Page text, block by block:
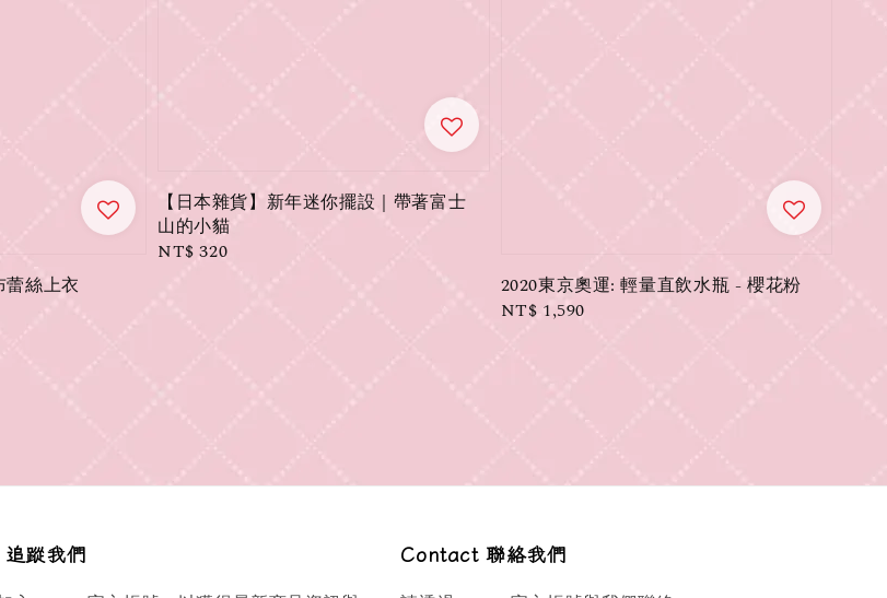
蕾絲上衣
【日本雜貨】新年迷你擺設｜帶著富士
山的小貓
Regular
NT$ 320
2020東京奧運: 輕量直飲水瓶 - 櫻花粉
Regular
NT$ 1,590
蹤我們 Contact 聯絡我們